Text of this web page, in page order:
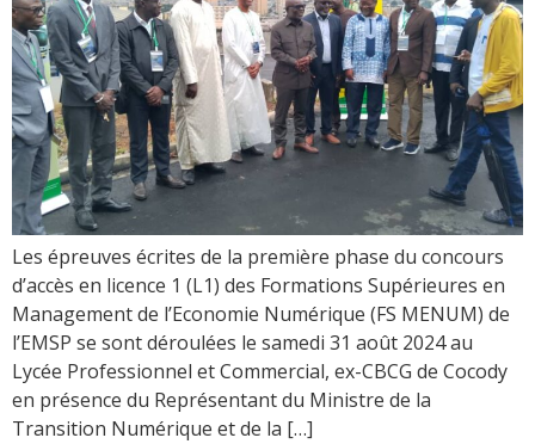
Les épreuves écrites de la première phase du concours
d’accès en licence 1 (L1) des Formations Supérieures en
Management de l’Economie Numérique (FS MENUM) de
l’EMSP se sont déroulées le samedi 31 août 2024 au
Lycée Professionnel et Commercial, ex-CBCG de Cocody
en présence du Représentant du Ministre de la
Transition Numérique et de la […]